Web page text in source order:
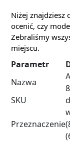
Niżej znajdziesz
ocenić, czy
Zebraliśmy
miejscu.
Parametr
Nazwa
SKU
Przeznaczenie